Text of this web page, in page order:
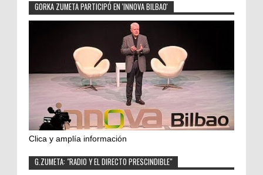
GORKA ZUMETA PARTICIPÓ EN 'INNOVA BILBAO'
Clica y amplía información
G.ZUMETA: "RADIO Y EL DIRECTO PRESCINDIBLE"